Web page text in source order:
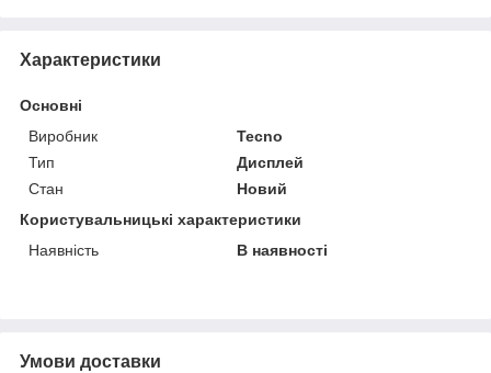
Характеристики
Основні
Виробник
Tecno
Тип
Дисплей
Стан
Новий
Користувальницькі характеристики
Наявність
В наявності
Умови доставки